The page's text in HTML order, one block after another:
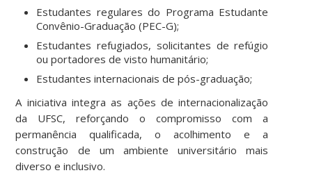
Estudantes regulares do Programa Estudante
Convênio-Graduação (PEC-G);
Estudantes refugiados, solicitantes de refúgio
ou portadores de visto humanitário;
Estudantes internacionais de pós-graduação;
A iniciativa integra as ações de internacionalização
da UFSC, reforçando o compromisso com a
permanência qualificada, o acolhimento e a
construção de um ambiente universitário mais
diverso e inclusivo.